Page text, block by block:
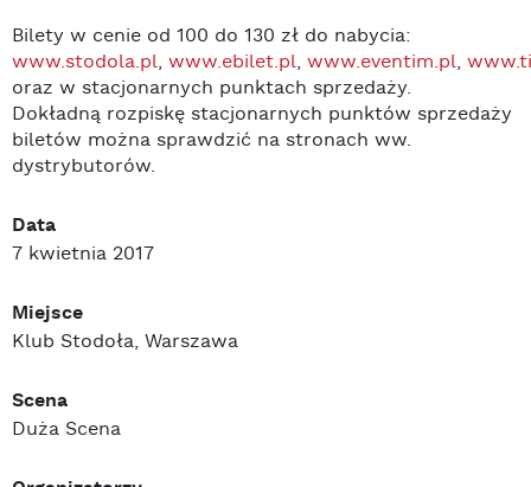
Bilety w cenie od 100 do 130 zł do nabycia:
www.stodola.pl, www.ebilet.pl, www.eventim.pl,
oraz w stacjonarnych punktach sprzedaży.
Dokładną rozpiskę stacjonarnych punktów sprzedaży
biletów można sprawdzić na stronach ww.
dystrybutorów.
Data
7 kwietnia 2017
Miejsce
Klub Stodoła, Warszawa
Scena
Duża Scena